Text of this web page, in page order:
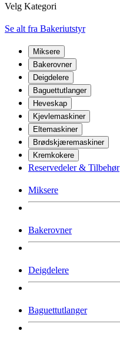
Velg Kategori
Se alt fra Bakeriutstyr
Miksere
Bakerovner
Deigdelere
Baguettutlanger
Heveskap
Kjevlemaskiner
Eltemaskiner
Brødskjæremaskiner
Kremkokere
Reservedeler & Tilbehør
Miksere
Bakerovner
Deigdelere
Baguettutlanger